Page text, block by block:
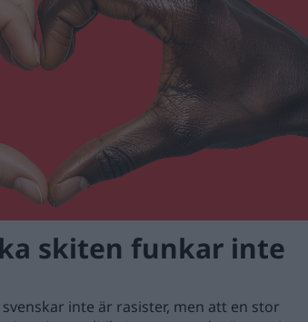
skiten funkar inte
inte är rasister, men att en stor